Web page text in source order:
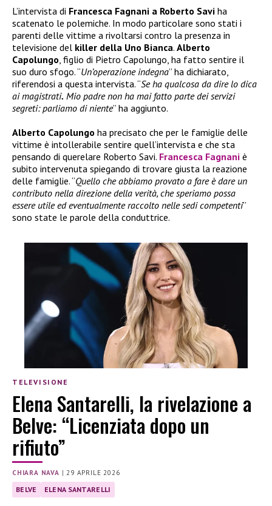
L’intervista di Francesca Fagnani a Roberto Savi ha
scatenato le polemiche. In modo particolare sono stati i
parenti delle vittime a rivoltarsi contro la presenza in
televisione del killer della Uno Bianca. Alberto
Capolungo , figlio di Pietro Capolungo, ha fatto sentire il
suo duro sfogo. “Un’operazione indegna” ha dichiarato,
riferendosi a questa intervista. “Se ha qualcosa da dire lo dica
ai magistrati. Mio padre non ha mai fatto parte dei servizi
segreti: parliamo di niente” ha aggiunto.
Alberto Capolungo ha precisato che per le famiglie delle
vittime è intollerabile sentire quell’intervista e che sta
pensando di querelare Roberto Savi. Francesca Fagnani è
subito intervenuta spiegando di trovare giusta la reazione
delle famiglie. “Quello che abbiamo provato a fare è dare un
contributo nella direzione della verità, che speriamo possa
essere utile ed eventualmente raccolto nelle sedi competenti”
sono state le parole della conduttrice.
TELEVISIONE
Elena Santarelli, la rivelazione a
Belve: “Licenziata dopo un
rifiuto”
CHIARA NAVA |29 APRILE 2026
BELVE ELENA SANTARELLI